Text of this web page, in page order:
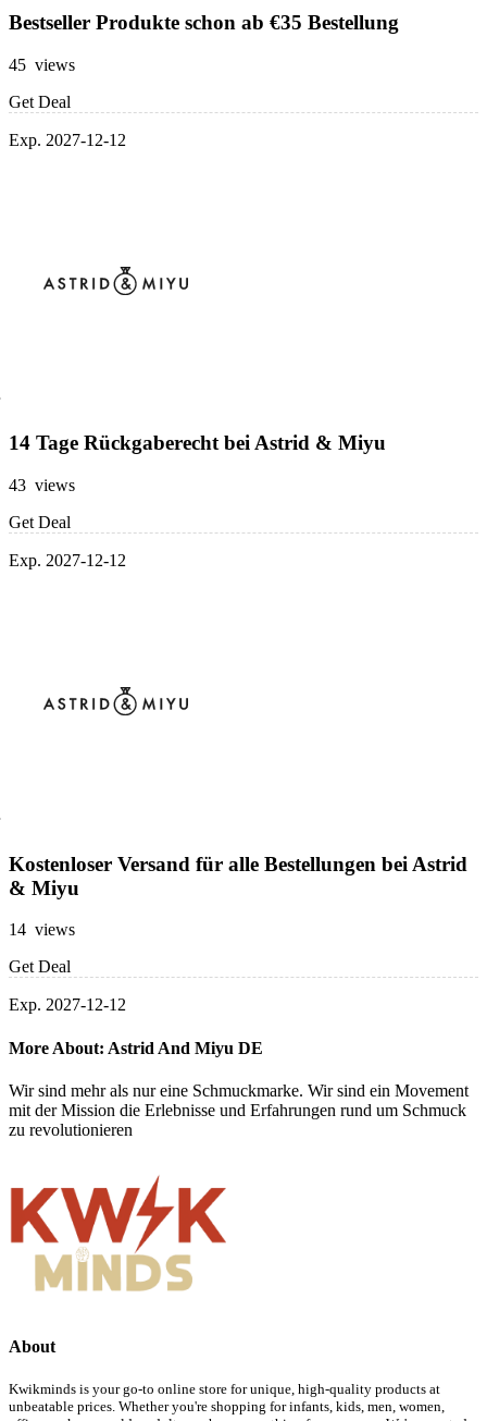
Bestseller Produkte schon ab €35 Bestellung
45 views
Get Deal
Exp. 2027-12-12
14 Tage Rückgaberecht bei Astrid & Miyu
43 views
Get Deal
Exp. 2027-12-12
Kostenloser Versand für alle Bestellungen bei Astrid
& Miyu
14 views
Get Deal
Exp. 2027-12-12
More About: Astrid And Miyu DE
Wir sind mehr als nur eine Schmuckmarke. Wir sind ein Movement
mit der Mission die Erlebnisse und Erfahrungen rund um Schmuck
zu revolutionieren
About
Kwikminds is your go-to online store for unique, high-quality products at
unbeatable prices. Whether you're shopping for infants, kids, men, women,